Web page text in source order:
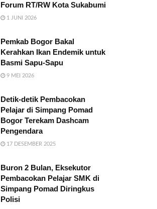
Forum RT/RW Kota Sukabumi
1 JUNI 2026
Pemkab Bogor Bakal
Kerahkan Ikan Endemik untuk
Basmi Sapu-Sapu
9 MEI 2026
Detik-detik Pembacokan
Pelajar di Simpang Pomad
Bogor Terekam Dashcam
Pengendara
17 DESEMBER 2025
Buron 2 Bulan, Eksekutor
Pembacokan Pelajar SMK di
Simpang Pomad Diringkus
Polisi